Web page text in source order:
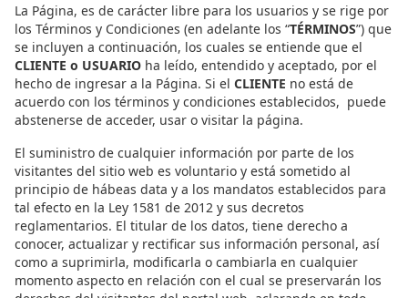
La Página, es de carácter libre para los usuarios y se rige por
los Términos y Condiciones (en adelante los “TÉRMINOS”) que
se incluyen a continuación, los cuales se entiende que el
CLIENTE o USUARIO ha leído, entendido y aceptado, por el
hecho de ingresar a la Página. Si el CLIENTE no está de
acuerdo con los términos y condiciones establecidos, puede
abstenerse de acceder, usar o visitar la página.
El suministro de cualquier información por parte de los
visitantes del sitio web es voluntario y está sometido al
principio de hábeas data y a los mandatos establecidos para
tal efecto en la Ley 1581 de 2012 y sus decretos
reglamentarios. El titular de los datos, tiene derecho a
conocer, actualizar y rectificar sus información personal, así
como a suprimirla, modificarla o cambiarla en cualquier
momento aspecto en relación con el cual se preservarán los